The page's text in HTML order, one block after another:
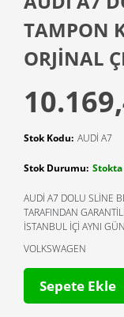
TAMPON
ORJİNAL
Stok Kodu: AUDİ A7
Stok Durumu:
AUDİ A7 DOLU SLİNE
TARAFINDAN
İSTANBUL İÇİ AYNI
VOLKSWAGEN
Sepete Ekle